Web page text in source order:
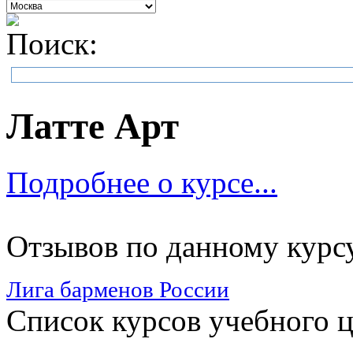
Поиск:
Латте Арт
Подробнее о курсе...
Отзывов по данному
Лига барменов России
Список курсов учебного